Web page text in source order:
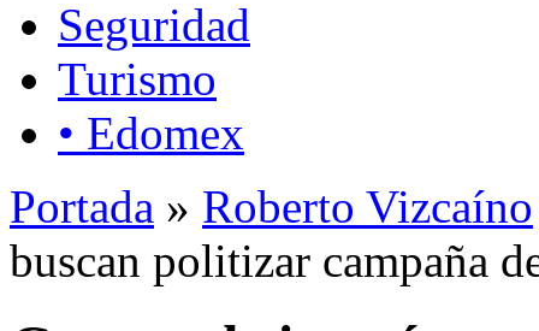
Seguridad
Turismo
• Edomex
Portada » Roberto Vizcaíno
buscan politizar campaña